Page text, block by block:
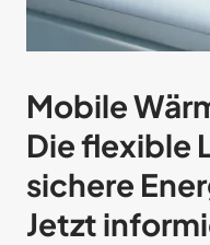
Mobile
Die flexible
sichere
Jetzt